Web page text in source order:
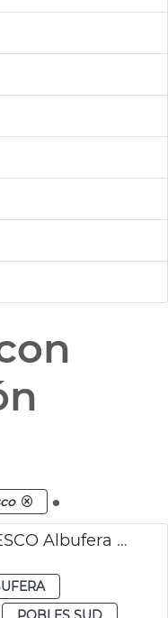
.
Informe evaluación UNESCO Albufera València reserva biosfera